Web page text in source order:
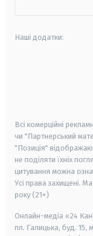
Наші додатки:
Всі комерційні
чи "Партнерський
"Позиція"
не поділяти їхніх
цитування можна
Усі права захищені.
року (21+)
Онлайн-медіа «24
пл. Галицька, буд. 15,